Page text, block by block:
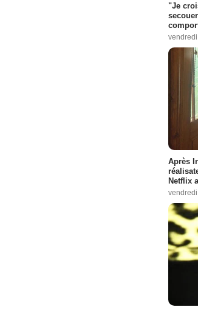
"Je
Après
Netflix